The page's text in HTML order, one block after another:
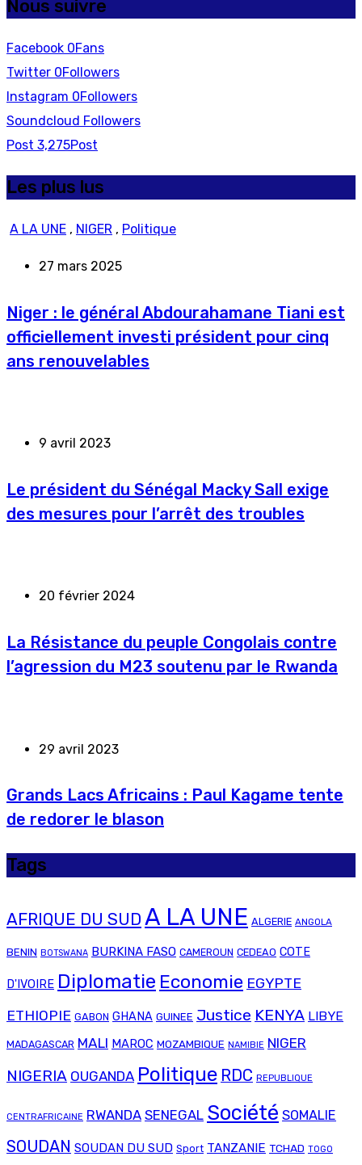
Nous suivre
Facebook 0Fans
Twitter 0Followers
Instagram 0Followers
Soundcloud Followers
Post 3,275Post
Les plus lus
A LA UNE , NIGER , Politique
27 mars 2025
Niger : le général Abdourahamane Tiani est
officiellement investi président pour cinq
ans renouvelables
9 avril 2023
Le président du Sénégal Macky Sall exige
des mesures pour l’arrêt des troubles
20 février 2024
La Résistance du peuple Congolais contre
l’agression du M23 soutenu par le Rwanda
29 avril 2023
Grands Lacs Africains : Paul Kagame tente
de redorer le blason
Tags
AFRIQUE DU SUD A LA UNE ALGERIE ANGOLA
BENIN BOTSWANA BURKINA FASO CAMEROUN CEDEAO COTE
D'IVOIRE Diplomatie Economie EGYPTE
ETHIOPIE GABON GHANA GUINEE Justice KENYA LIBYE
MADAGASCAR MALI MAROC MOZAMBIQUE NAMIBIE NIGER
NIGERIA OUGANDA Politique RDC REPUBLIQUE
CENTRAFRICAINE RWANDA SENEGAL Société SOMALIE
SOUDAN SOUDAN DU SUD Sport TANZANIE TCHAD TOGO